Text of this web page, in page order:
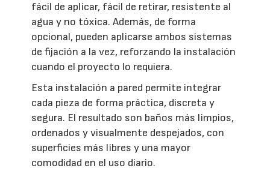
fácil de aplicar, fácil de retirar, resistente al
agua y no tóxica. Además, de forma
opcional, pueden aplicarse ambos sistemas
de fijación a la vez, reforzando la instalación
cuando el proyecto lo requiera.
Esta instalación a pared permite integrar
cada pieza de forma práctica, discreta y
segura. El resultado son baños más limpios,
ordenados y visualmente despejados, con
superficies más libres y una mayor
comodidad en el uso diario.